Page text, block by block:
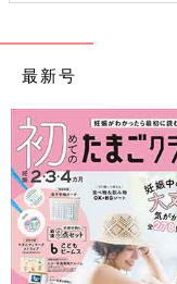
最新号